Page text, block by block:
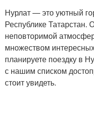
Нурлат — это уютный
Республике Татарстан.
неповторимой
множеством
планируете поездку в
с нашим списком
стоит увидеть.